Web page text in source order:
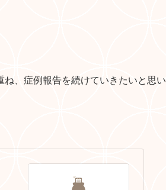
、症例報告を続けていきたいと思い